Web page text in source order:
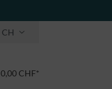
CH
0,00 CHF*